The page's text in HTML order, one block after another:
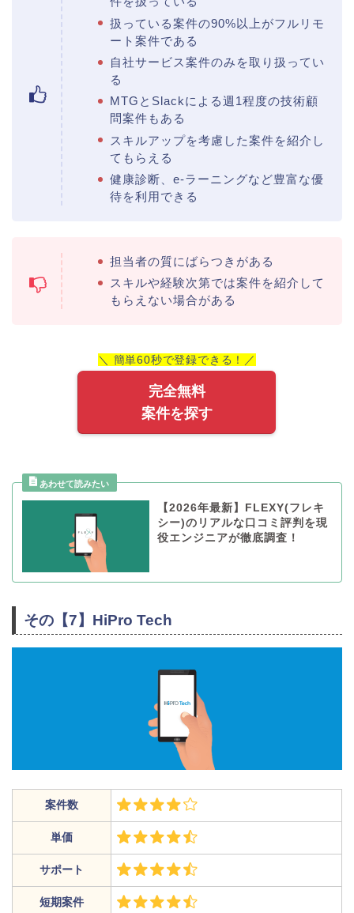
扱っている案件の90%以上がフルリモ
ート案件である
自社サービス案件のみを取り扱ってい
る
MTGとSlackによる週1程度の技術顧
問案件もある
スキルアップを考慮した案件を紹介し
てもらえる
健康診断、e-ラーニングなど豊富な優
待を利用できる
担当者の質にばらつきがある
スキルや経験次第では案件を紹介して
もらえない場合がある
＼ 簡単60秒で登録できる！／
完全無料
案件を探す
【2026年最新】FLEXY(フレキ
シー)のリアルな口コミ評判を現
役エンジニアが徹底調査！
その【7】HiPro Tech
案件数
単価
サポート
短期案件